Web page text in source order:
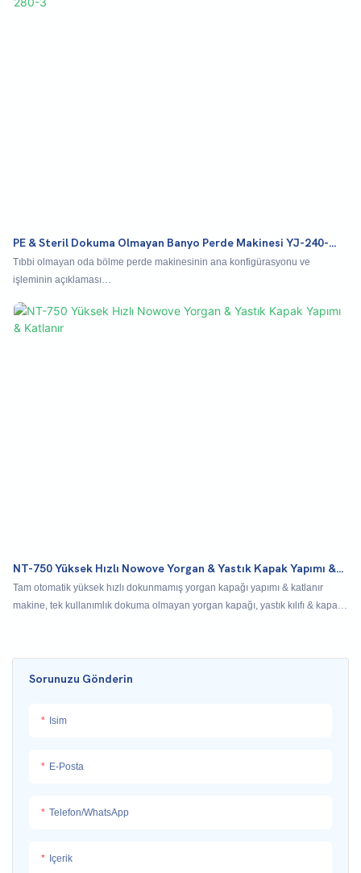
Sorunuzu Gönderin
Isim
E-Posta
Telefon/WhatsApp
Içerik
PE & Steril Dokuma Olmayan Banyo Perde Makinesi YJ-240-
280-3
Tıbbi olmayan oda bölme perde makinesinin ana konfigürasyonu ve
işleminin açıklaması
Malzeme gevşeme → ultrasonik kompozit → aşındırıcı alet açıklığı →
katlama → uzunlamasına W katlama → kesme → bitmiş ürünün çıkışı
NT-750 Yüksek Hızlı Nowove Yorgan & Yastık Kapak Yapımı &
Katlanır
Tam otomatik yüksek hızlı dokunmamış yorgan kapağı yapımı & katlanır
makine, tek kullanımlık dokuma olmayan yorgan kapağı, yastık kılıfı & kapak
makinesi olarak da kullanılır